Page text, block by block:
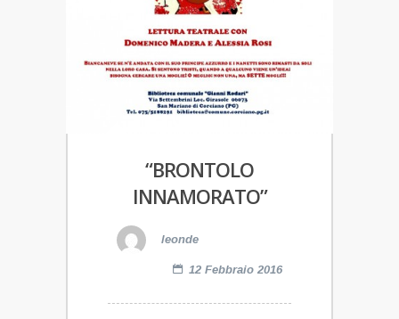
“BRONTOLO
INNAMORATO”
leonde
12 Febbraio 2016